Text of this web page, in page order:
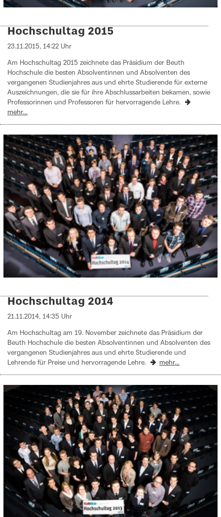
Hochschultag 2015
23.11.2015, 14:22 Uhr
Am Hochschultag 2015 zeichnete das Präsidium der Beuth
Hochschule die besten Absolventinnen und Absolventen des
vergangenen Studienjahres aus und ehrte Studierende für externe
Auszeichnungen, die sie für ihre Abschlussarbeiten bekamen, sowie
Professorinnen und Professoren für hervorragende Lehre.
mehr…
Hochschultag 2014
21.11.2014, 14:35 Uhr
Am Hochschultag am 19. November zeichnete das Präsidium der
Beuth Hochschule die besten Absolventinnen und Absolventen des
vergangenen Studienjahres aus und ehrte Studierende und
Lehrende für Preise und hervorragende Lehre.
mehr…